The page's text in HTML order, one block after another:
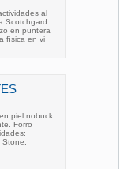
al
Scotchgard.
en puntera
física en vi
piel nobuck
Forro